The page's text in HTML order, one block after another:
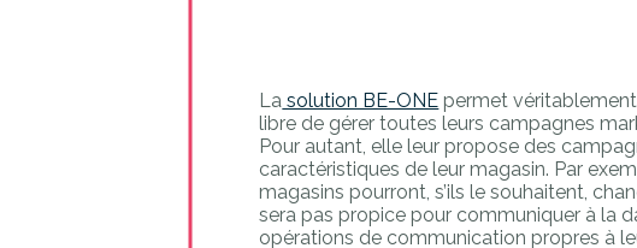
La solution BE-ONE permet
libre de gérer toutes leurs campagnes
Pour autant, elle leur propose des
caractéristiques de leur magasin. Par
magasins pourront, s’ils le souhaitent,
sera pas propice pour communiquer à la
opérations de communication propres à